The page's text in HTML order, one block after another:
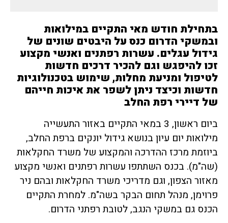
בתחילת חודש מאי התקיים במילואות
ובמשקי הדרום כנס על היבטים שונים של
גידול עגלים. עשרות רפתנים ואנשי מקצוע
זכו להיפגש וגם להכיר דרכים חדשות
לטיפול ומניעת מחלות, שימוש בטכנולוגיות
חדשות וכיצד ניתן לשפר את איכות חייהם
של דיירי רפת החלב
ביום ראשון, 3 במאי התקיים באזור התעשייה
מילואות יום עיון בנושא גידול יונקים ברפת החלב,
ביוזמת מרכז ההדרכה והמקצוע של משרד החקלאות
(שה"מ). בכנס השתתפו עשרות רפתנים ואנשי מקצוע
מאזור הצפון, וגם מדריכי משרד החקלאות ובהם ניר
פרוימן, מנהל תחום הבקר בשה"מ. למחרת התקיים
הכנס גם במשקי הנגב, לטובת רפתני הדרום.